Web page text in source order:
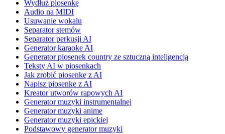
Wydłuż piosenkę
Audio na MIDI
Usuwanie wokalu
Separator stemów
Separator perkusji AI
Generator karaoke AI
Generator piosenek country ze sztuczną inteligencją
Teksty AI w piosenkach
Jak zrobić piosenkę z AI
Napisz piosenke z AI
Kreator utworów rapowych AI
Generator muzyki instrumentalnej
Generator muzyki anime
Generator muzyki epickiej
Podstawowy generator muzyki